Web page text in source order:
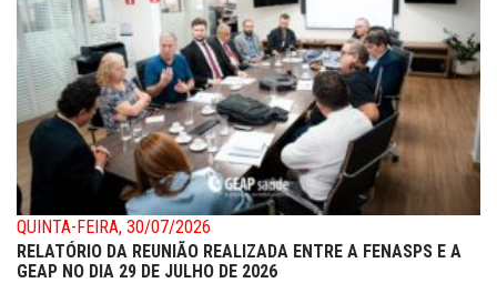
QUINTA-FEIRA, 30/07/2026
RELATÓRIO DA REUNIÃO REALIZADA ENTRE A FENASPS E A
GEAP NO DIA 29 DE JULHO DE 2026